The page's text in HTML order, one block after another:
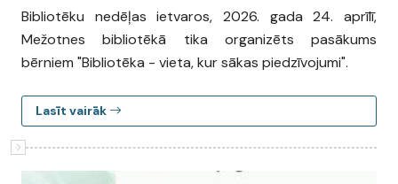
Bibliotēku nedēļas ietvaros, 2026. gada 24. aprīlī,
Mežotnes bibliotēkā tika organizēts pasākums
bērniem "Bibliotēka - vieta, kur sākas piedzīvojumi".
Lasīt vairāk